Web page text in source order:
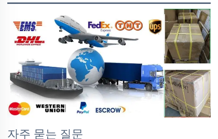
자주 묻는 질문